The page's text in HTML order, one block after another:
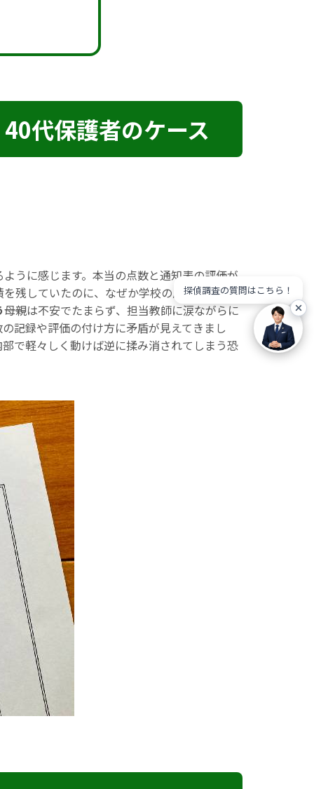
代保護者のケース
うに感じます。本当の点数と通知表の評価が
残していたのに、なぜか学校の成績だけが極
――母親は不安でたまらず、担当教師に涙ながらに
記録や評価の付け方に矛盾が見えてきまし
で軽々しく動けば逆に揉み消されてしまう恐
探偵調査の質問はこちら！